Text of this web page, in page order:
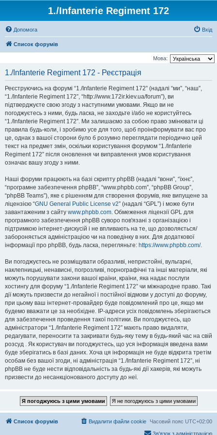
1./Infanterie Regiment 172
Допомога Вхід
Список форумів
Мова:
1./Infanterie Regiment 172 - Реєстрація
Реєструючись на форумі “1./Infanterie Regiment 172” (надалі “ми”, “наш”,
“1./Infanterie Regiment 172”, “http://www.172ir.kiev.ua/forum”), ви
підтверджуєте свою згоду з наступними умовами. Якщо ви не
погоджуєтесь з ними, будь ласка, не заходьте і/або не користуйтесь
“1./Infanterie Regiment 172”. Ми залишаємо за собою право змінювати ці
правила будь-коли, і зробимо усе для того, щоб проінформувати вас про
це, однак з вашої сторони було б розумно переглядати періодично цей
текст на предмет змін, оскільки користування форумом “1./Infanterie
Regiment 172” після оновлення чи виправлення умов користування
означає вашу згоду з ними.
Наші форуми працюють на базі скрипту phpBB (надалі “вони”, “їхнє”,
“програмне забезпечення phpBB”, “www.phpbb.com”, “phpBB Group”,
“phpBB Teams”), яке є рішенням для створення форумів, яке випущене за
ліцензією “GNU General Public License v2” (надалі “GPL”) і може бути
завантаженим з сайту www.phpbb.com. Обмеження ліцензії GPL для
програмного забезпечення phpBB суворо пов'язані з організацією і
підтримкою інтернет-дискусій і не впливають на те, що дозволяється/
забороняється адміністрацією чи на поведінку в них. Для додаткової
інформації про phpBB, будь ласка, перегляньте: https://www.phpbb.com/.
Ви погоджуєтесь не розміщувати образливі, непристойні, вульгарні,
наклепницькі, ненависні, погрозливі, порнографічні та інші матеріали, які
можуть порушувати закони вашої країни, країни, яка надає послуги
хостингу для форуму “1./Infanterie Regiment 172” чи міжнародне право. Такі
дії можуть призвести до негайної і постійної відмови у доступі до форуму,
при цьому ваш інтернет-провайдер буде повідомлений про це, якщо ми
будемо вважати це за необхідне. IP-адреси усіх повідомлень зберігаються
для забезпечення проведення такої політики. Ви погоджуєтесь, що
адміністратори “1./Infanterie Regiment 172” мають право видаляти,
редагувати, переносити та закривати будь-яку тему в будь-який час на свій
розсуд . Як користувач ви погоджуєтесь, що уся інформація введена вами
буде зберігатись в базі даних. Хоча ця інформація не буде відкрита третім
особам без вашої згоди, ні адміністрація “1./Infanterie Regiment 172”, ні
phpBB не буде нести відповідальність за будь-які дії хакерів, які можуть
призвести до несанкціонованого доступу до неї.
Список форумів Часовий пояс UTC+02:00
Видалити файли cookie
Зв'язок з адміністрацією